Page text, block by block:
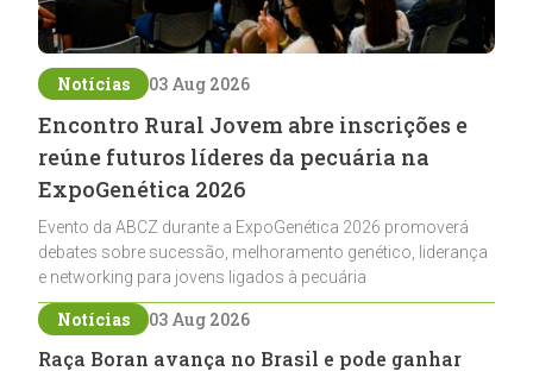
Notícias 03 Aug 2026
Encontro Rural Jovem abre inscrições e
reúne futuros líderes da pecuária na
ExpoGenética 2026
Evento da ABCZ durante a ExpoGenética 2026 promoverá
debates sobre sucessão, melhoramento genético, liderança
e networking para jovens ligados à pecuária
Notícias 03 Aug 2026
Raça Boran avança no Brasil e pode ganhar